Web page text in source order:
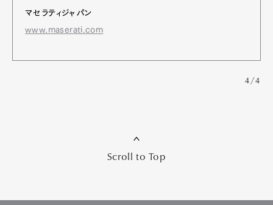
マセラティジャパン
www.maserati.com
4/4
Scroll to Top